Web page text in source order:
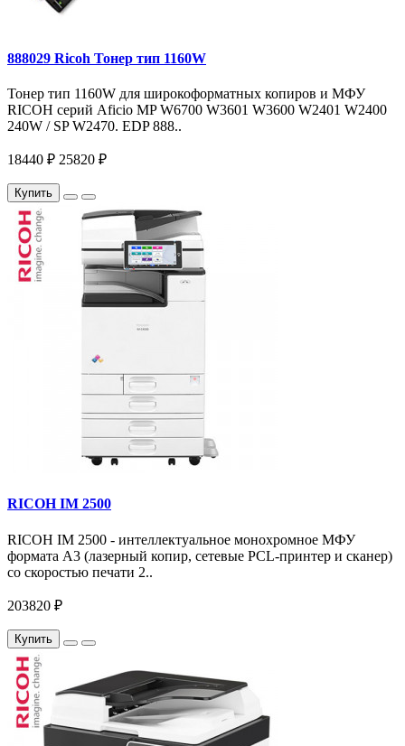
888029 Ricoh Тонер тип 1160W
Тонер тип 1160W для широкоформатных копиров и МФУ
RICOH серий Aficio MP W6700 W3601 W3600 W2401 W2400
240W / SP W2470. EDP 888..
18440 ₽ 25820 ₽
Купить
RICOH IM 2500
RICOH IM 2500 - интеллектуальное монохромное МФУ
формата А3 (лазерный копир, сетевые PCL-принтер и сканер)
со скоростью печати 2..
203820 ₽
Купить